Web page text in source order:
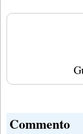
Commento